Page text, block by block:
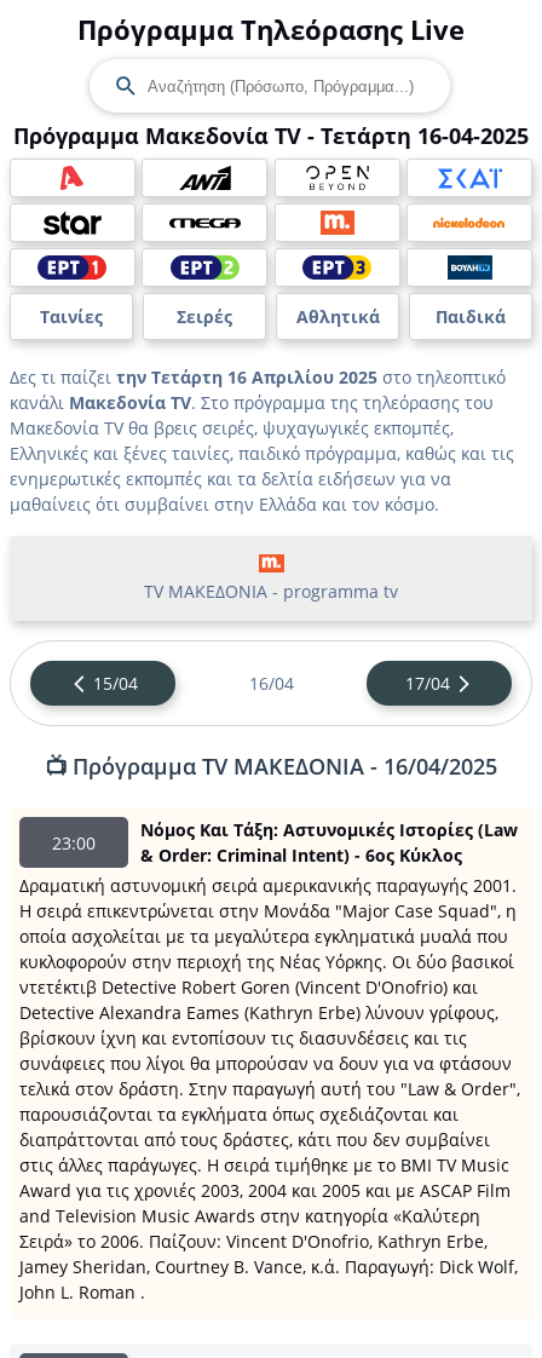
Πρόγραμμα Τηλεόρασης Live
Πρόγραμμα Μακεδονία TV - Τετάρτη 16-04-2025
Ταινίες Σειρές Αθλητικά Παιδικά
Δες τι παίζει την Τετάρτη 16 Απριλίου 2025 στο τηλεοπτικό
κανάλι Μακεδονία TV. Στο πρόγραμμα της τηλεόρασης του
Μακεδονία TV θα βρεις σειρές, ψυχαγωγικές εκπομπές,
Ελληνικές και ξένες ταινίες, παιδικό πρόγραμμα, καθώς και τις
ενημερωτικές εκπομπές και τα δελτία ειδήσεων για να
μαθαίνεις ότι συμβαίνει στην Ελλάδα και τον κόσμο.
TV ΜΑΚΕΔΟΝΙΑ - programma tv
15/04 16/04 17/04
📺 Πρόγραμμα TV ΜΑΚΕΔΟΝΙΑ - 16/04/2025
23:00
Νόμος Και Τάξη: Αστυνομικές Ιστορίες (Law
& Order: Criminal Intent) - 6ος Κύκλος
Δραματική αστυνομική σειρά αμερικανικής παραγωγής 2001.
H σειρά επικεντρώνεται στην Μονάδα "Major Case Squad", η
οποία ασχολείται με τα μεγαλύτερα εγκληματικά μυαλά που
κυκλοφορούν στην περιοχή της Νέας Υόρκης. Οι δύο βασικοί
ντετέκτιβ Detective Robert Goren (Vincent D'Onofrio) και
Detective Alexandra Eames (Kathryn Erbe) λύνουν γρίφους,
βρίσκουν ίχνη και εντοπίσουν τις διασυνδέσεις και τις
συνάφειες που λίγοι θα μπορούσαν να δουν για να φτάσουν
τελικά στον δράστη. Στην παραγωγή αυτή του "Law & Order",
παρουσιάζονται τα εγκλήματα όπως σχεδιάζονται και
διαπράττονται από τους δράστες, κάτι που δεν συμβαίνει
στις άλλες παράγωγες. Η σειρά τιμήθηκε με το ΒΜΙ TV Music
Award για τις χρονιές 2003, 2004 και 2005 και με ASCAP Film
and Television Music Awards στην κατηγορία «Καλύτερη
Σειρά» το 2006. Παίζουν: Vincent D'Onofrio, Kathryn Erbe,
Jamey Sheridan, Courtney B. Vance, κ.ά. Παραγωγή: Dick Wolf,
John L. Roman .